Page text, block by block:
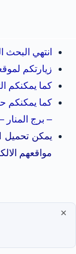
انتهي البحث
زيارتكم
كما يمكنكم
كما يمكنكم
– برج المنار
مواقعهم
×